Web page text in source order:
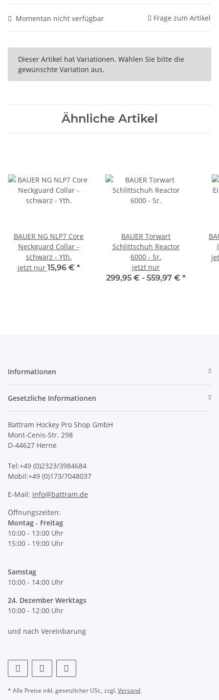
Momentan nicht verfügbar Frage zum Artikel
x
Dieser Artikel hat Variationen. Wählen Sie bitte die
gewünschte Variation aus.
Ähnliche Artikel
BAUER NG NLP7 Core
Neckguard Collar -
schwarz - Yth.
jetzt nur 15,96 € *
BAUER Torwart
Schlittschuh Reactor
6000 - Sr.
jetzt nur
299,95 € - 559,97 € *
Informationen
Gesetzliche Informationen
Battram Hockey Pro Shop GmbH
Mont-Cenis-Str. 298
D-44627 Herne
Tel:+49 (0)2323/3984684
Mobil:+49 (0)173/7048037
E-Mail: info@battram.de
Öffnungszeiten:
Montag - Freitag
10:00 - 13:00 Uhr
15:00 - 19:00 Uhr
Samstag
10:00 - 14:00 Uhr
24. Dezember Werktags
10:00 - 12:00 Uhr
und nach Vereinbarung
* Alle Preise inkl. gesetzlicher USt., zzgl.Versand